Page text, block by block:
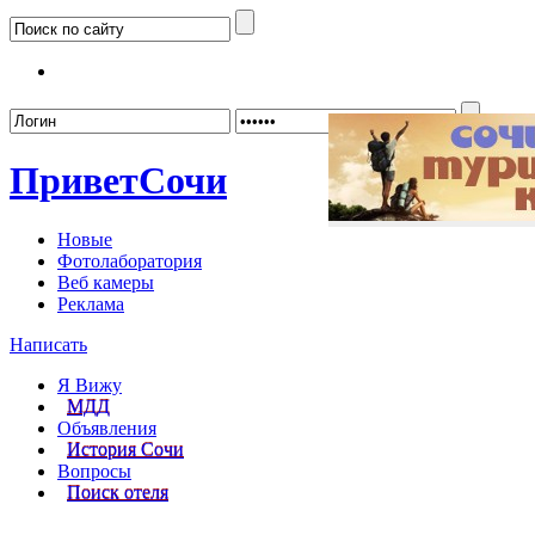
ПриветСочи
Новые
Фотолаборатория
Веб камеры
Реклама
Написать
Я Вижу
МДД
Объявления
История Сочи
Вопросы
Поиск отеля